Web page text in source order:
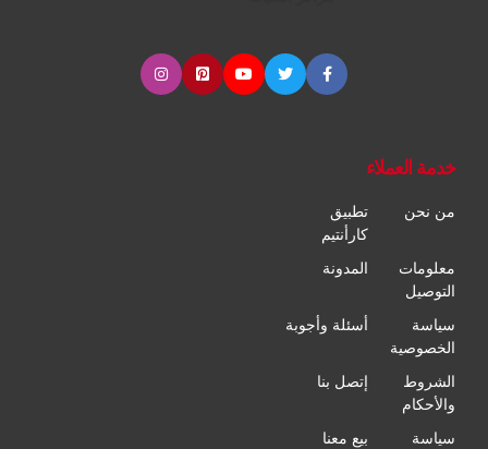
خدمة العملاء
من نحن
تطبيق
كارأنتيم
معلومات
التوصيل
المدونة
سياسة
الخصوصية
أسئلة وأجوبة
الشروط
والأحكام
إتصل بنا
سياسة بيع معنا